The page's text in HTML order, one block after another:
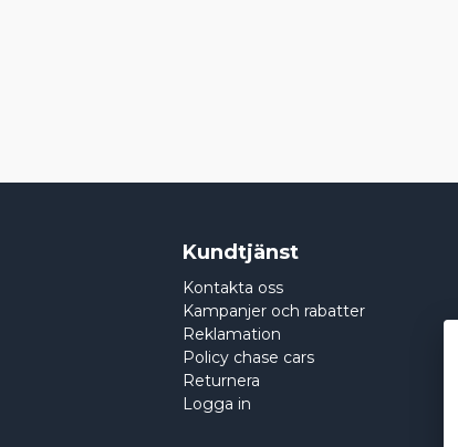
Kundtjänst
Kontakta oss
Kampanjer och rabatter
Reklamation
Policy chase cars
Returnera
Logga in